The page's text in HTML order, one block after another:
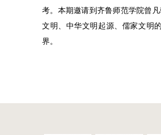
考。本期邀请到齐鲁师范学院曾
文明、中华文明起源、儒家文明
界。